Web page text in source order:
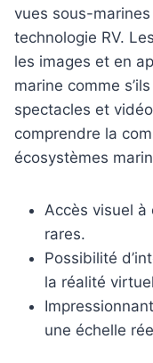
vues sous-
technologie RV.
les images et en
marine comme
spectacles et
comprendre la
écosystèmes
Accès visuel à
rares.
Possibilité
la réalité
une échelle